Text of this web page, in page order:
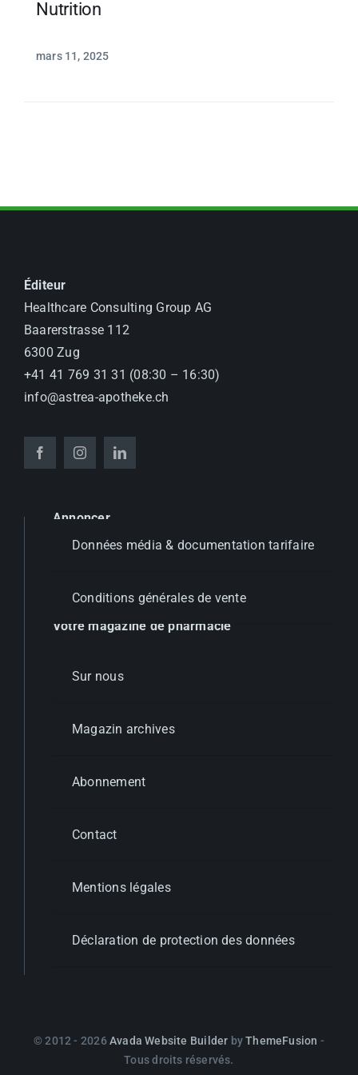
Nutrition
mars 11, 2025
Éditeur
Healthcare Consulting Group AG
Baarerstrasse 112
6300 Zug
+41 41 769 31 31 (08:30 – 16:30)
info@astrea-apotheke.ch
Annoncer
Données média & documentation tarifaire
Conditions générales de vente
Votre magazine de pharmacie
Sur nous
Magazin archives
Abonnement
Contact
Mentions légales
Déclaration de protection des données
© 2012 - 2026Avada Website Builder byThemeFusion -
Tous droits réservés.